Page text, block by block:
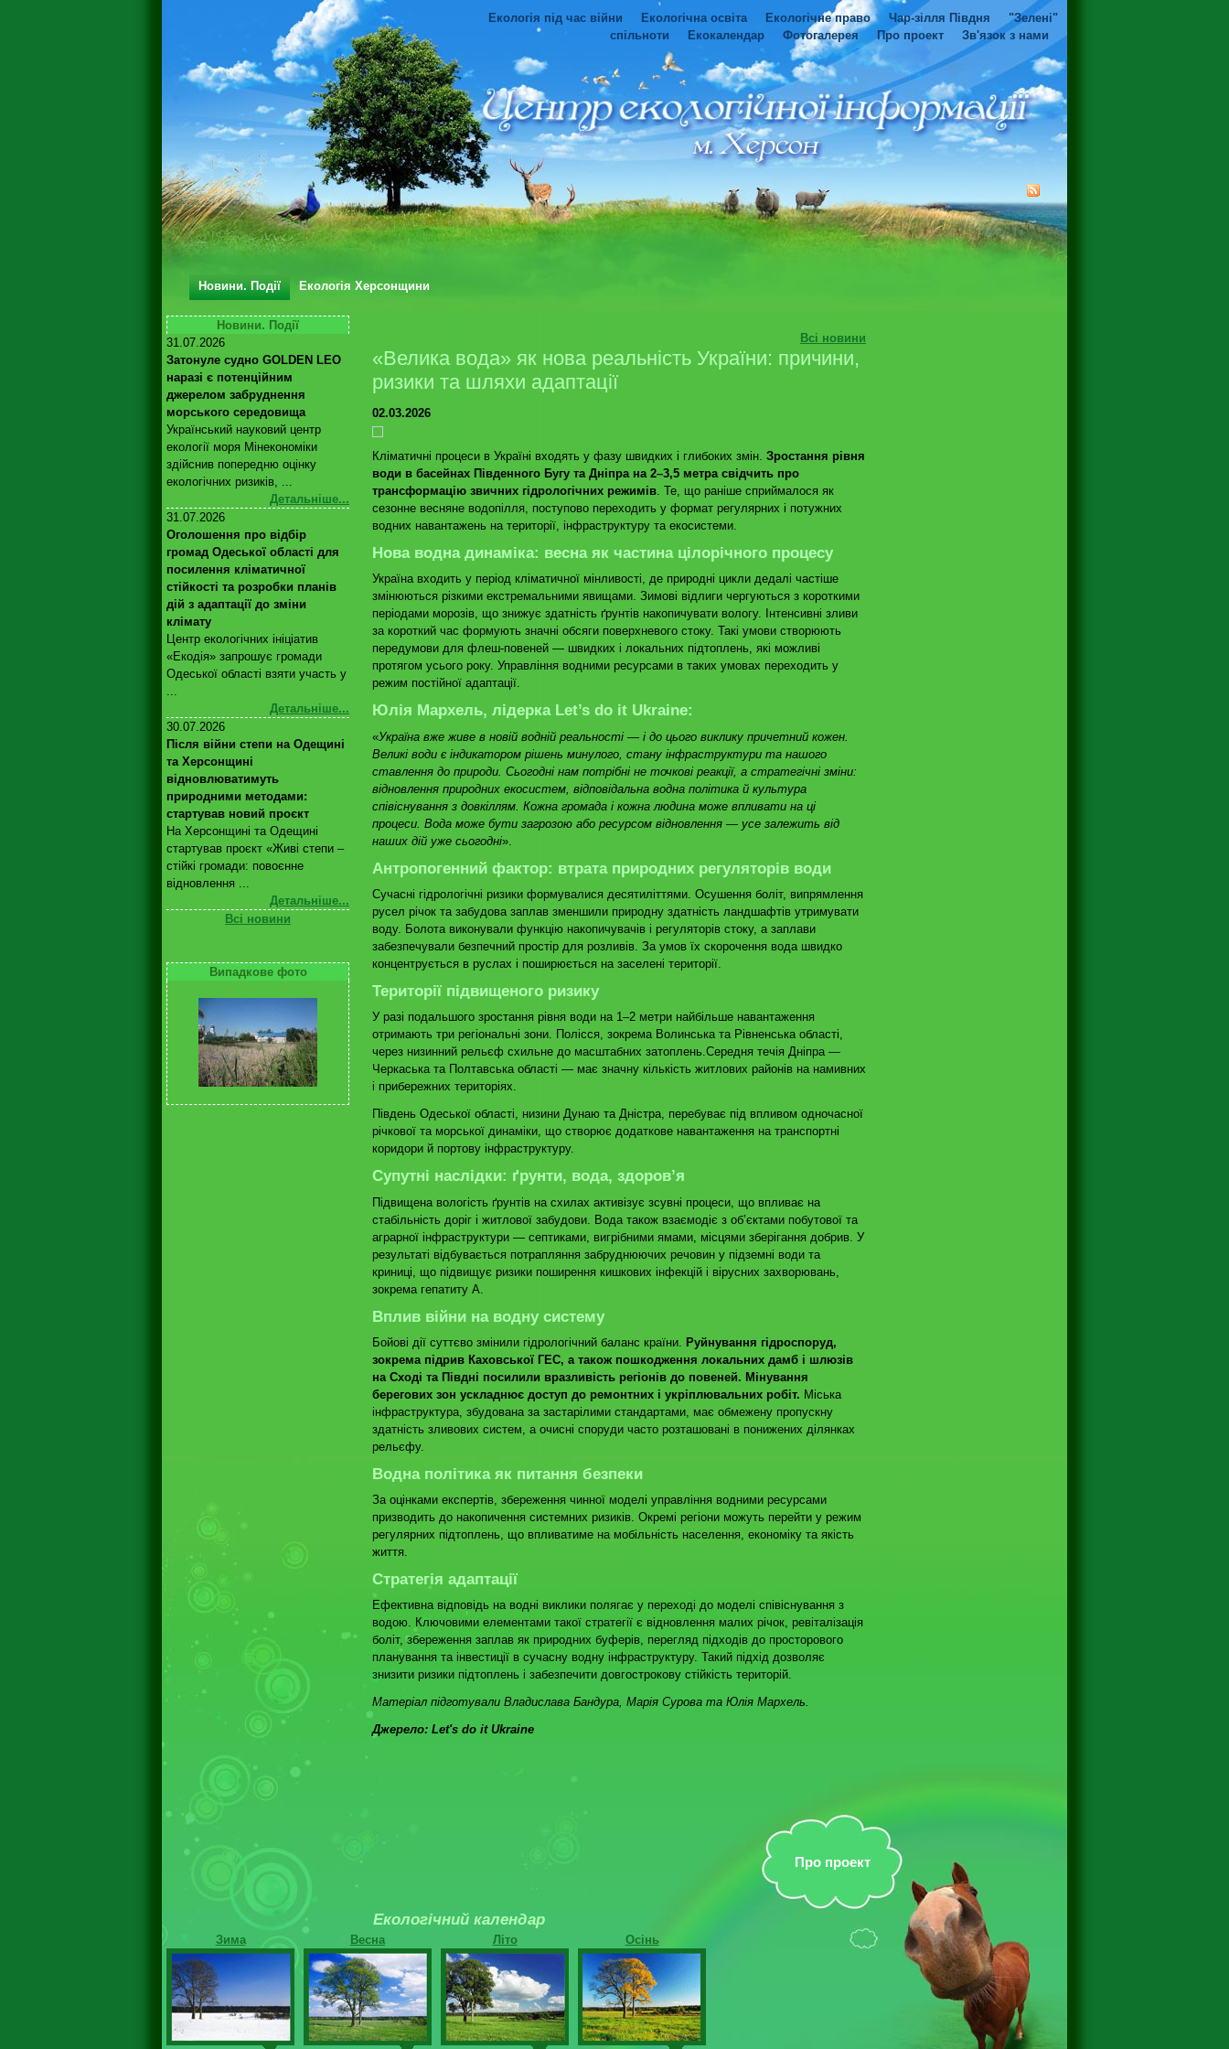
Екологія під час війни Екологічна освіта Екологічне право Чар-зілля Півдня
"Зелені"
спільноти
Екокалендар Фотогалерея Про проект Зв'язок з нами
Новини. Події Екологія Херсонщини
Новини. Події
31.07.2026
Затонуле судно GOLDEN LEO
наразі є потенційним
джерелом забруднення
морського середовища
Український науковий центр
екології моря Мінекономіки
здійснив попередню оцінку
екологічних ризиків, ...
Детальніше...
31.07.2026
Оголошення про відбір
громад Одеської області для
посилення кліматичної
стійкості та розробки планів
дій з адаптації до зміни
клімату
Центр екологічних ініціатив
«Екодія» запрошує громади
Одеської області взяти участь у
...
Детальніше...
30.07.2026
Після війни степи на Одещині
та Херсонщині
відновлюватимуть
природними методами:
стартував новий проєкт
На Херсонщині та Одещині
стартував проєкт «Живі степи –
стійкі громади: повоєнне
відновлення ...
Детальніше...
Всі новини
Випадкове фото
Всі новини
«Велика вода» як нова реальність України: причини,
ризики та шляхи адаптації
02.03.2026
Кліматичні процеси в Україні входять у фазу швидких і глибоких змін. Зростання рівня
води в басейнах Південного Бугу та Дніпра на 2–3,5 метра свідчить про
трансформацію звичних гідрологічних режимів . Те, що раніше сприймалося як
сезонне весняне водопілля, поступово переходить у формат регулярних і потужних
водних навантажень на території, інфраструктуру та екосистеми.
Нова водна динаміка: весна як частина цілорічного процесу
Україна входить у період кліматичної мінливості, де природні цикли дедалі частіше
змінюються різкими екстремальними явищами. Зимові відлиги чергуються з короткими
періодами морозів, що знижує здатність ґрунтів накопичувати вологу. Інтенсивні зливи
за короткий час формують значні обсяги поверхневого стоку. Такі умови створюють
передумови для флеш-повеней — швидких і локальних підтоплень, які можливі
протягом усього року. Управління водними ресурсами в таких умовах переходить у
режим постійної адаптації.
Юлія Мархель, лідерка Let’s do it Ukraine:
«Україна вже живе в новій водній реальності — і до цього виклику причетний кожен.
Великі води є індикатором рішень минулого, стану інфраструктури та нашого
ставлення до природи. Сьогодні нам потрібні не точкові реакції, а стратегічні зміни:
відновлення природних екосистем, відповідальна водна політика й культура
співіснування з довкіллям. Кожна громада і кожна людина може впливати на ці
процеси. Вода може бути загрозою або ресурсом відновлення — усе залежить від
наших дій уже сьогодні».
Антропогенний фактор: втрата природних регуляторів води
Сучасні гідрологічні ризики формувалися десятиліттями. Осушення боліт, випрямлення
русел річок та забудова заплав зменшили природну здатність ландшафтів утримувати
воду. Болота виконували функцію накопичувачів і регуляторів стоку, а заплави
забезпечували безпечний простір для розливів. За умов їх скорочення вода швидко
концентрується в руслах і поширюється на заселені території.
Території підвищеного ризику
У разі подальшого зростання рівня води на 1–2 метри найбільше навантаження
отримають три регіональні зони. Полісся, зокрема Волинська та Рівненська області,
через низинний рельєф схильне до масштабних затоплень.Середня течія Дніпра —
Черкаська та Полтавська області — має значну кількість житлових районів на намивних
і прибережних територіях.
Південь Одеської області, низини Дунаю та Дністра, перебуває під впливом одночасної
річкової та морської динаміки, що створює додаткове навантаження на транспортні
коридори й портову інфраструктуру.
Супутні наслідки: ґрунти, вода, здоров’я
Підвищена вологість ґрунтів на схилах активізує зсувні процеси, що впливає на
стабільність доріг і житлової забудови. Вода також взаємодіє з об’єктами побутової та
аграрної інфраструктури — септиками, вигрібними ямами, місцями зберігання добрив. У
результаті відбувається потрапляння забруднюючих речовин у підземні води та
криниці, що підвищує ризики поширення кишкових інфекцій і вірусних захворювань,
зокрема гепатиту А.
Вплив війни на водну систему
Бойові дії суттєво змінили гідрологічний баланс країни.
Руйнування гідроспоруд,
зокрема підрив Каховської ГЕС, а також пошкодження локальних дамб і шлюзів
на Сході та Півдні посилили вразливість регіонів до повеней. Мінування
берегових зон ускладнює доступ до ремонтних і укріплювальних робіт. Міська
інфраструктура, збудована за застарілими стандартами, має обмежену пропускну
здатність зливових систем, а очисні споруди часто розташовані в понижених ділянках
рельєфу.
Водна політика як питання безпеки
За оцінками експертів, збереження чинної моделі управління водними ресурсами
призводить до накопичення системних ризиків. Окремі регіони можуть перейти у режим
регулярних підтоплень, що впливатиме на мобільність населення, економіку та якість
життя.
Стратегія адаптації
Ефективна відповідь на водні виклики полягає у переході до моделі співіснування з
водою. Ключовими елементами такої стратегії є відновлення малих річок, ревіталізація
боліт, збереження заплав як природних буферів, перегляд підходів до просторового
планування та інвестиції в сучасну водну інфраструктуру. Такий підхід дозволяє
знизити ризики підтоплень і забезпечити довгострокову стійкість територій.
Матеріал підготували Владислава Бандура, Марія Сурова та Юлія Мархель.
Джерело: Let's do it Ukraine
Екологічний календар
Зима Весна Літо Осінь
Про проект